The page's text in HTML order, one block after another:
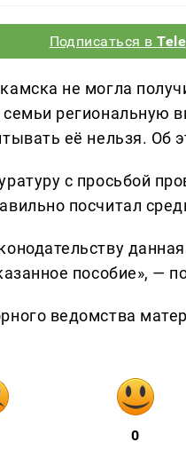
Подписаться в
не могла
региональную
её нельзя. Об
с просьбой
посчитал
пособие», —
ведомства
0